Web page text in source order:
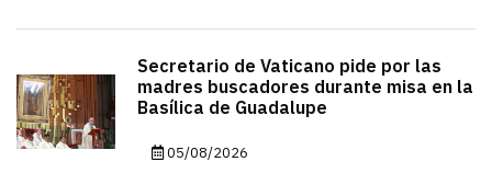
Secretario de Vaticano pide por las
madres buscadores durante misa en la
Basílica de Guadalupe
05/08/2026